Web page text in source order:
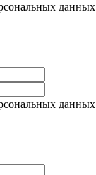
данных
данных